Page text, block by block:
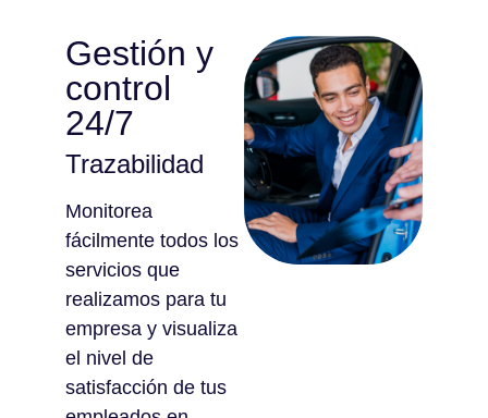
Gestión y
control
24/7
Trazabilidad
Monitorea
fácilmente todos los
servicios que
realizamos para tu
empresa y visualiza
el nivel de
satisfacción de tus